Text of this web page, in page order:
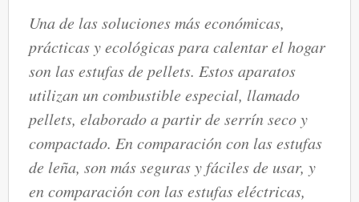
Una de las soluciones más económicas,
prácticas y ecológicas para calentar el hogar
son las estufas de pellets. Estos aparatos
utilizan un combustible especial, llamado
pellets, elaborado a partir de serrín seco y
compactado. En comparación con las estufas
de leña, son más seguras y fáciles de usar, y
en comparación con las estufas eléctricas,